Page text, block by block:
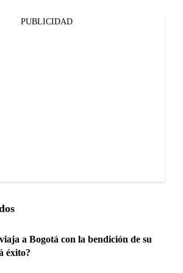
PUBLICIDAD
a Bogotá con la bendición de su
éxito?